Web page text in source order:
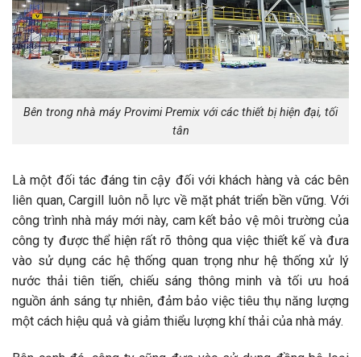
Bên trong nhà máy Provimi Premix với các thiết bị hiện đại, tối
tân
Là một đối tác đáng tin cậy đối với khách hàng và các bên
liên quan, Cargill luôn nỗ lực về mặt phát triển bền vững. Với
công trình nhà máy mới này, cam kết bảo vệ môi trường của
công ty được thể hiện rất rõ thông qua việc thiết kế và đưa
vào sử dụng các hệ thống quan trọng như hệ thống xử lý
nước thải tiên tiến, chiếu sáng thông minh và tối ưu hoá
nguồn ánh sáng tự nhiên, đảm bảo việc tiêu thụ năng lượng
một cách hiệu quả và giảm thiểu lượng khí thải của nhà máy.